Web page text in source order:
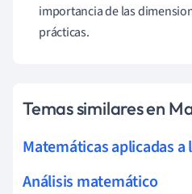
importancia de las
prácticas.
Temas similares en
Matemáticas aplicadas a
Análisis matemático